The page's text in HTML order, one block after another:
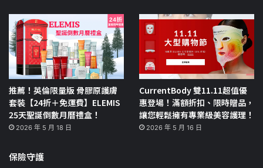
推薦！英倫限量版 骨膠原護膚
套裝【24折＋免運費】ELEMIS
25天聖誕倒數月曆禮盒！
2026 年 5 月 18 日
CurrentBody 雙11.11超值優
惠登場！滿額折扣、限時贈品，
讓您輕鬆擁有專業級美容護理！
2026 年 5 月 16 日
保險守護